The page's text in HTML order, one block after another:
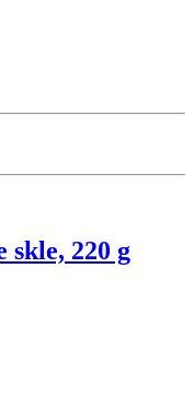
skle, 220 g